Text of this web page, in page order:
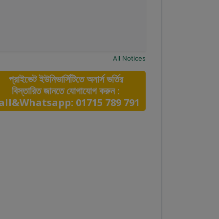
All Notices
প্রাইভেট ইউনিভার্সিটিতে অনার্স ভর্তির
বিস্তারিত জানতে যোগাযোগ করুন :
01715 789 791